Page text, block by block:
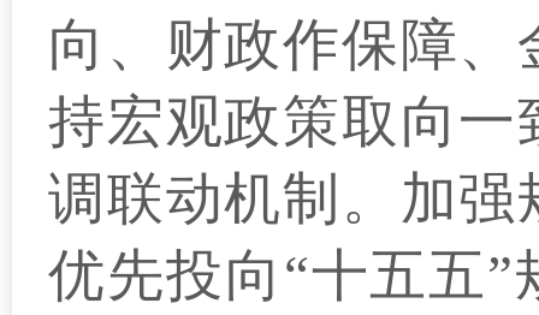
向、财政作保障
持宏观政策取向
调联动机制。加
优先投向“十五五